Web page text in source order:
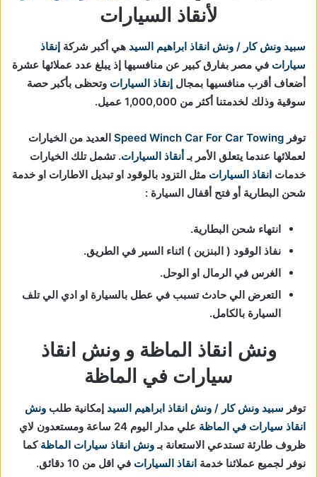
لأنقاذ السيارات
سبيد ونش كار / ونش انقاذ ابراهيم السيد هي أكبر شركة إنقاذ
سيارات في مصر بفارق كبير عن منافسيها إذ يبلغ عدد عملائها عشرة
أضعاف أقرب منافسيها بمجال إنقاذ السيارات وتحظى بأكبر حصة
سوقية وذلك لخدمتنا أكثر من 1,000,000 عميل.
توفر Speed Winch Car For Car Towing العديد من الخيارات
لعملائها عندما يتعلق الأمر بـ أنقاذ السيارات. تشمل تلك الخيارات
خدمات انقاذ السيارات مثل التزود بالوقود او تبديل الاطارات او خدمة
شحن البطارية أو فتح أقفال السيارة :
انتهاء شحن البطارية.
نفاذ الوقود ( البنزين ) اثناء السير في الطريق.
الغرس في الرمال او الوحل.
التعرض الي حادث تسبب في عطل بالسيارة او ادي الي تلف
السيارة بالكامل.
ونش انقاذ الماظة و ونش انقاذ
سيارات في الماظة
توفر سبيد ونش كار / ونش انقاذ ابراهيم السيد إمكانية طلب ونش
انقاذ سيارات في الماظة
علي مدار اليوم 24 ساعة ومستعدون لاي
ظروف طارئة تستدعي الاستعانة بـونش انقاذ سيارات الماظة كما
نوفر لجميع عملائنا خدمة انقاذ السيارات في اقل من 10 دقائق.